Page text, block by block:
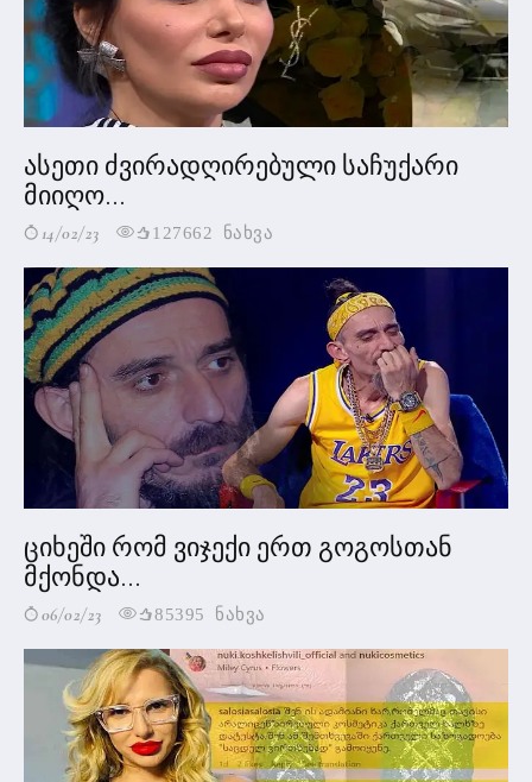
ასეთი ძვირადღირებული საჩუქარი
მიიღო...
14/02/23 127662 ნახვა
ციხეში რომ ვიჯექი ერთ გოგოსთან
მქონდა...
06/02/23 85395 ნახვა